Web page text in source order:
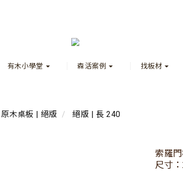
有木小學堂 森活案例 找板材
原木桌板 | 絕版 絕版 | 長 240
索羅
尺寸